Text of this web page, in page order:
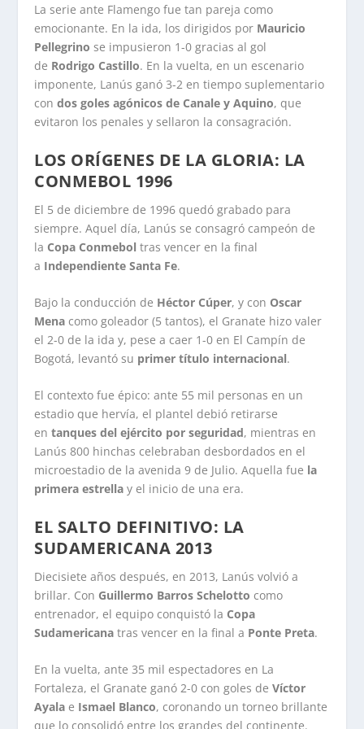
La serie ante Flamengo fue tan pareja como
emocionante. En la ida, los dirigidos por Mauricio
Pellegrino se impusieron 1-0 gracias al gol
de Rodrigo Castillo. En la vuelta, en un escenario
imponente, Lanús ganó 3-2 en tiempo suplementario
condos goles agónicos de Canale y Aquino, que
evitaron los penales y sellaron la consagración.
LOS ORÍGENES DE LA GLORIA: LA
CONMEBOL 1996
El 5 de diciembre de 1996 quedó grabado para
siempre. Aquel día, Lanús se consagró campeón de
la Copa Conmebol tras vencer en la final
a Independiente Santa Fe.
Bajo la conducción de Héctor Cúper, y con Oscar
Mena como goleador (5 tantos), el Granate hizo valer
el 2-0 de la ida y, pese a caer 1-0 en El Campín de
Bogotá, levantó su primer título internacional.
El contexto fue épico: ante 55 mil personas en un
estadio que hervía, el plantel debió retirarse
entanques del ejército por seguridad, mientras en
Lanús 800 hinchas celebraban desbordados en el
microestadio de la avenida 9 de Julio. Aquella fue la
primera estrella y el inicio de una era.
EL SALTO DEFINITIVO: LA
SUDAMERICANA 2013
Diecisiete años después, en 2013, Lanús volvió a
brillar. Con Guillermo Barros Schelotto como
entrenador, el equipo conquistó la Copa
Sudamericana tras vencer en la final a Ponte Preta.
En la vuelta, ante 35 mil espectadores en La
Fortaleza, el Granate ganó 2-0 con goles deVíctor
Ayala e Ismael Blanco, coronando un torneo brillante
que lo consolidó entre los grandes del continente.